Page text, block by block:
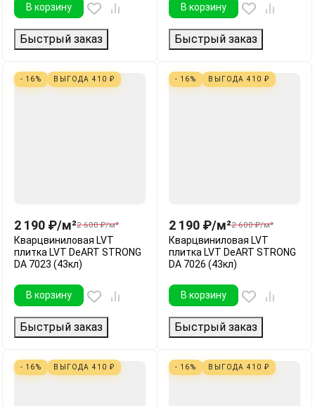
В корзину
Быстрый заказ
В корзину
Быстрый заказ
- 16% ВЫГОДА 410 ₽
2 190 ₽/м²2 600 ₽/м²
Кварцвиниловая LVT
плитка LVT DeART STRONG
DA 7023 (43кл)
В корзину
Быстрый заказ
- 16% ВЫГОДА 410 ₽
2 190 ₽/м²2 600 ₽/м²
Кварцвиниловая LVT
плитка LVT DeART STRONG
DA 7026 (43кл)
В корзину
Быстрый заказ
- 16% ВЫГОДА 410 ₽ - 16% ВЫГОДА 410 ₽